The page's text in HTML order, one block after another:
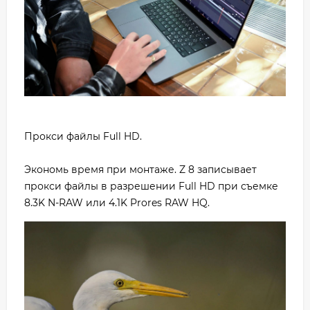
Прокси файлы Full HD.
Экономь время при монтаже. Z 8 записывает
прокси файлы в разрешении Full HD при съемке
8.3K N-RAW или 4.1K Prores RAW HQ.